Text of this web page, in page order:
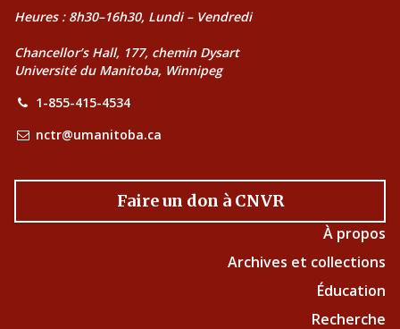
Heures : 8h30–16h30, Lundi – Vendredi
Chancellor’s Hall, 177, chemin Dysart
Université du Manitoba, Winnipeg
1-855-415-4534
nctr@umanitoba.ca
Faire un don à CNVR
À propos
Archives et collections
Éducation
Recherche